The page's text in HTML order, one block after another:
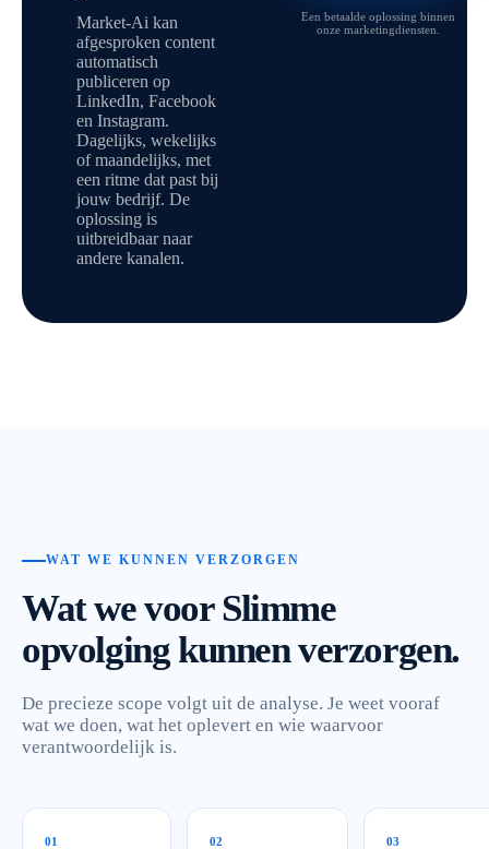
Market-Ai kan
afgesproken content
automatisch
publiceren op
LinkedIn, Facebook
en Instagram.
Dagelijks, wekelijks
of maandelijks, met
een ritme dat past bij
jouw bedrijf. De
oplossing is
uitbreidbaar naar
andere kanalen.
Een betaalde oplossing binnen
onze marketingdiensten.
WAT WE KUNNEN VERZORGEN
Wat we voor Slimme
opvolging kunnen verzorgen.
De precieze scope volgt uit de analyse. Je weet vooraf
wat we doen, wat het oplevert en wie waarvoor
verantwoordelijk is.
01 02 03